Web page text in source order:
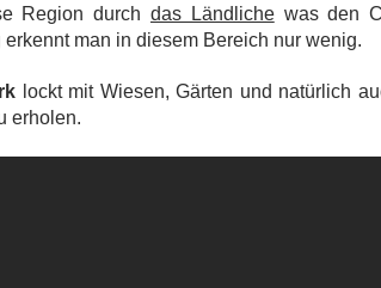
Region durch das Ländlichewas den
man in diesem Bereich nur wenig.
lockt mit Wiesen, Gärten und natürlich
erholen.